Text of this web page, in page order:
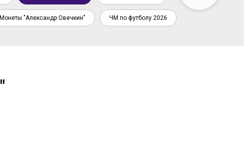
Монеты "Александр Овечкин" ЧМ по футболу 2026